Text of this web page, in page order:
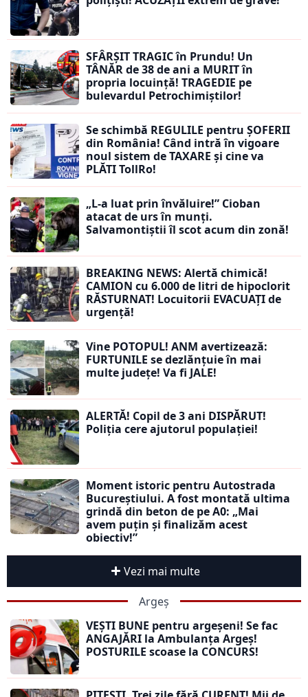
SFÂRȘIT TRAGIC în Prundu! Un
TÂNĂR de 38 de ani a MURIT în
propria locuință! TRAGEDIE pe
bulevardul Petrochimiștilor!
Se schimbă REGULILE pentru ȘOFERII
din România! Când intră în vigoare
noul sistem de TAXARE și cine va
PLĂTI TollRo!
„L-a luat prin învăluire!” Cioban
atacat de urs în munți.
Salvamontiștii îl scot acum din zonă!
BREAKING NEWS: Alertă chimică!
CAMION cu 6.000 de litri de hipoclorit
RĂSTURNAT! Locuitorii EVACUAȚI de
urgență!
Vine POTOPUL! ANM avertizează:
FURTUNILE se dezlănțuie în mai
multe județe! Va fi JALE!
ALERTĂ! Copil de 3 ani DISPĂRUT!
Poliția cere ajutorul populației!
Moment istoric pentru Autostrada
Bucureștiului. A fost montată ultima
grindă din beton de pe A0: „Mai
avem puțin și finalizăm acest
obiectiv!”
Vezi mai multe
Argeș
VEȘTI BUNE pentru argeșeni! Se fac
ANGAJĂRI la Ambulanța Argeș!
POSTURILE scoase la CONCURS!